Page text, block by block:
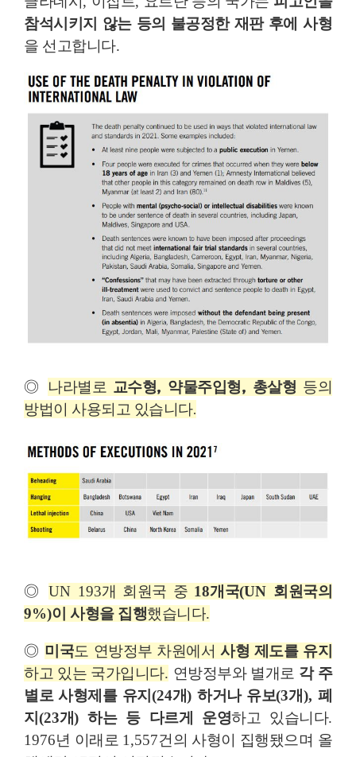
참석시키지 않는 등의 불공정한 재판 후에 사형
을 선고합니다.
◎ 나라별로 교수형, 약물주입형, 총살형 등의
방법이 사용되고 있습니다.
◎UN 193개 회원국 중 18개국(UN 회원국의
9%)이 사형을 집행했습니다.
◎ 미국도 연방정부 차원에서사형 제도를 유지
하고 있는 국가입니다. 연방정부와 별개로 각 주
별로 사형제를 유지 (24개)하거나 유보(3개), 폐
지 (23개)하는 등 다르게 운영하고 있습니다.
1976년 이래로 1,557건의 사형이 집행됐으며 올